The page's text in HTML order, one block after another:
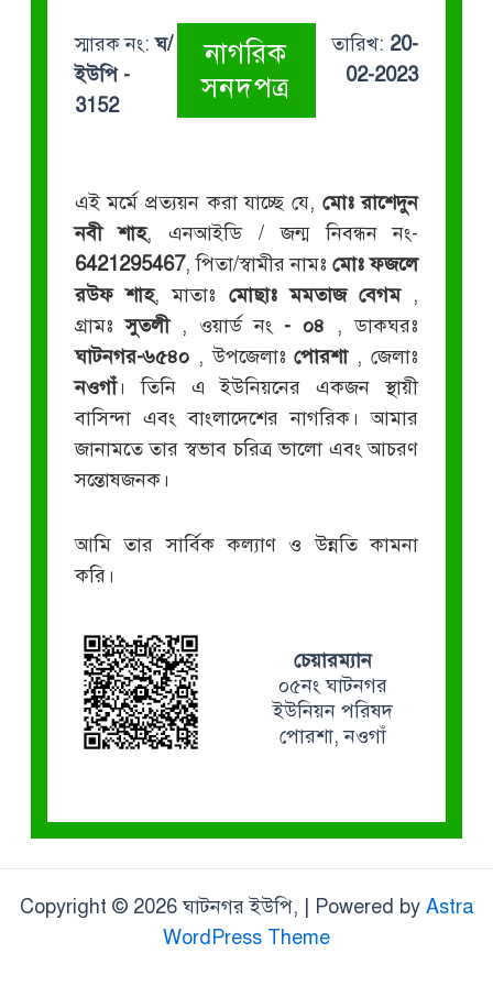
স্মারক নং:ঘ/
ইউপি -
3152
নাগরিক
সনদপত্র
তারিখ: 20-
02-2023
এই মর্মে প্রত্যয়ন করা যাচ্ছে যে, মোঃ রাশেদুন
নবী শাহ, এনআইডি / জন্ম নিবন্ধন নং-
6421295467, পিতা/স্বামীর নামঃমোঃ ফজলে
রউফ শাহ, মাতাঃ মোছাঃ মমতাজ বেগম ,
গ্রামঃসুতলী , ওয়ার্ড নং - ০৪ , ডাকঘরঃ
ঘাটনগর-৬৫৪০ , উপজেলাঃপোরশা , জেলাঃ
নওগাঁ। তিনি এ ইউনিয়নের একজন স্থায়ী
বাসিন্দা এবং বাংলাদেশের নাগরিক। আমার
জানামতে তার স্বভাব চরিত্র ভালো এবং আচরণ
সন্তোষজনক।
আমি তার সার্বিক কল্যাণ ও উন্নতি কামনা
করি।
চেয়ারম্যান
০৫নং ঘাটনগর
ইউনিয়ন পরিষদ
পোরশা, নওগাঁ
Copyright © 2026 ঘাটনগর ইউপি, | Powered by Astra
WordPress Theme